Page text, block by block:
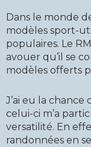
Dans le monde
modèles sport-
populaires. Le
avouer qu’il se
modèles offerts
J’ai eu la chance
celui-ci m’a
versatilité. En
randonnées en